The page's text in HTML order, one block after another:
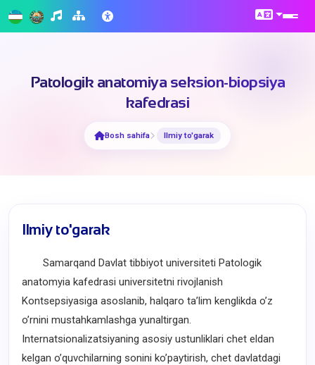
Patologik anatomiya seksion-biopsiya
kafedrasi
Bosh sahifa Ilmiy to'garak
Ilmiy to'garak
Samarqand Davlat tibbiyot universiteti Patologik
anatomyia kafedrasi universitetni rivojlanish
Kontsepsiyasiga asoslanib, halqaro taʼlim kenglikda oʼz
oʼrnini mustahkamlashga yunaltirgan.
Internatsionalizatsiyaning asosiy ustunliklari chet eldan
kelgan oʼquvchilarning sonini koʼpaytirish, chet davlatdagi